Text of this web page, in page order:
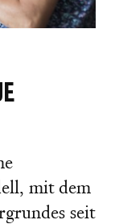
mit dem
seit